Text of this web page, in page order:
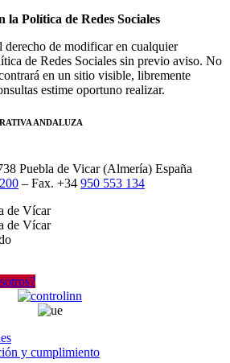
la Política de Redes Sociales
derecho de modificar en cualquier
de Redes Sociales sin previo aviso. No
en un sitio visible, libremente
estime oportuno realizar.
ANDALUZA
Puebla de Vicar (Almería) España
– Fax. +34 950 553 134
de Vícar
de Vícar
y cumplimiento